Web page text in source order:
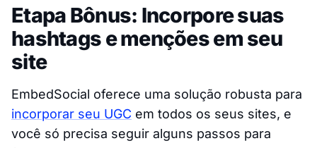
Etapa Bônus: Incorpore suas
hashtags e menções em seu
site
EmbedSocial oferece uma solução robusta para
incorporar seu UGC em todos os seus sites, e
você só precisa seguir alguns passos para